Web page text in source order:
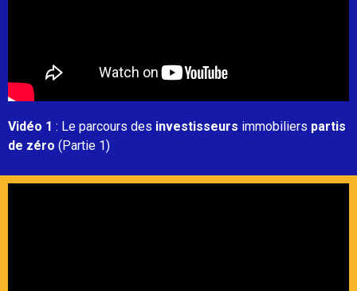
Vidéo 1 : Le parcours des investisseurs immobiliers partis
de zéro (Partie 1)